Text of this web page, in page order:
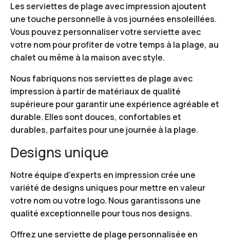
Les serviettes de plage avec impression ajoutent
une touche personnelle à vos journées ensoleillées.
Vous pouvez personnaliser votre serviette avec
votre nom pour profiter de votre temps à la plage, au
chalet ou même à la maison avec style.
Nous fabriquons nos serviettes de plage avec
impression à partir de matériaux de qualité
supérieure pour garantir une expérience agréable et
durable. Elles sont douces, confortables et
durables, parfaites pour une journée à la plage.
Designs unique
Notre équipe d’experts en impression crée une
variété de designs uniques pour mettre en valeur
votre nom ou votre logo. Nous garantissons une
qualité exceptionnelle pour tous nos designs.
Offrez une serviette de plage personnalisée en